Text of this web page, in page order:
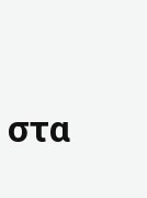
στα